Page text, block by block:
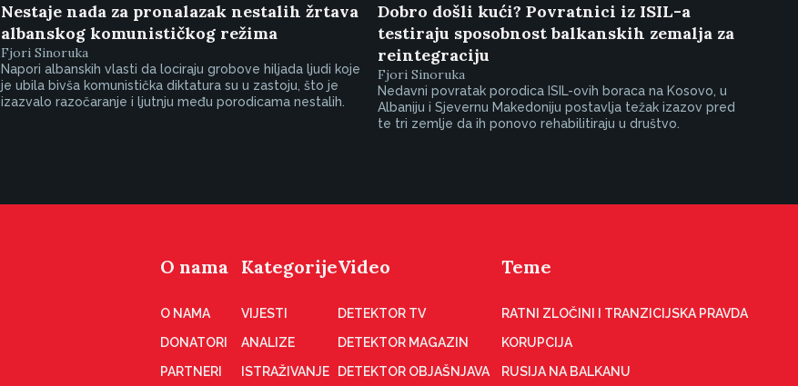
Nestaje nada za pronalazak nestalih žrtava
albanskog komunističkog režima
Fjori Sinoruka
Napori albanskih vlasti da lociraju grobove hiljada ljudi koje
je ubila bivša komunistička diktatura su u zastoju, što je
izazvalo razočaranje i ljutnju među porodicama nestalih.
Dobro došli kući? Povratnici iz ISIL-a
testiraju sposobnost balkanskih zemalja za
reintegraciju
Fjori Sinoruka
Nedavni povratak porodica ISIL-ovih boraca na Kosovo, u
Albaniju i Sjevernu Makedoniju postavlja težak izazov pred
te tri zemlje da ih ponovo rehabilitiraju u društvo.
O nama
O NAMA
DONATORI
PARTNERI
Kategorije
VIJESTI
ANALIZE
ISTRAŽIVANJE
Video
DETEKTOR TV
DETEKTOR MAGAZIN
DETEKTOR OBJAŠNJAVA
Teme
RATNI ZLOČINI I TRANZICIJSKA PRAVDA
KORUPCIJA
RUSIJA NA BALKANU